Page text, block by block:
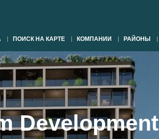
ПОИСК НА КАРТЕ КОМПАНИИ РАЙОНЫ
Development